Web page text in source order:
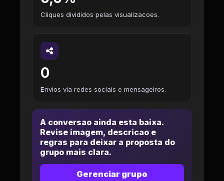
Cliques divididos pelas visualizacoes.
0
Envios via redes sociais e mensageiros.
A conversao ainda esta baixa.
Revise imagem, descricao e
regras para deixar a proposta do
grupo mais clara.
Gerenciar grupo